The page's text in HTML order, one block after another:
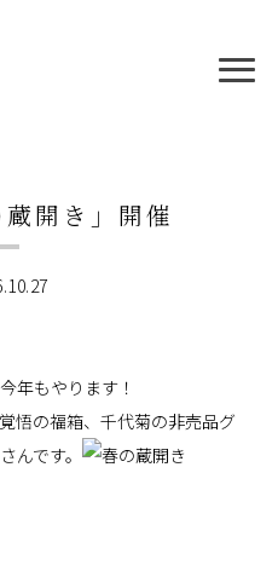
蔵開き」開催
年もやります！
悟の福箱、千代菊の非売品グ
んです。